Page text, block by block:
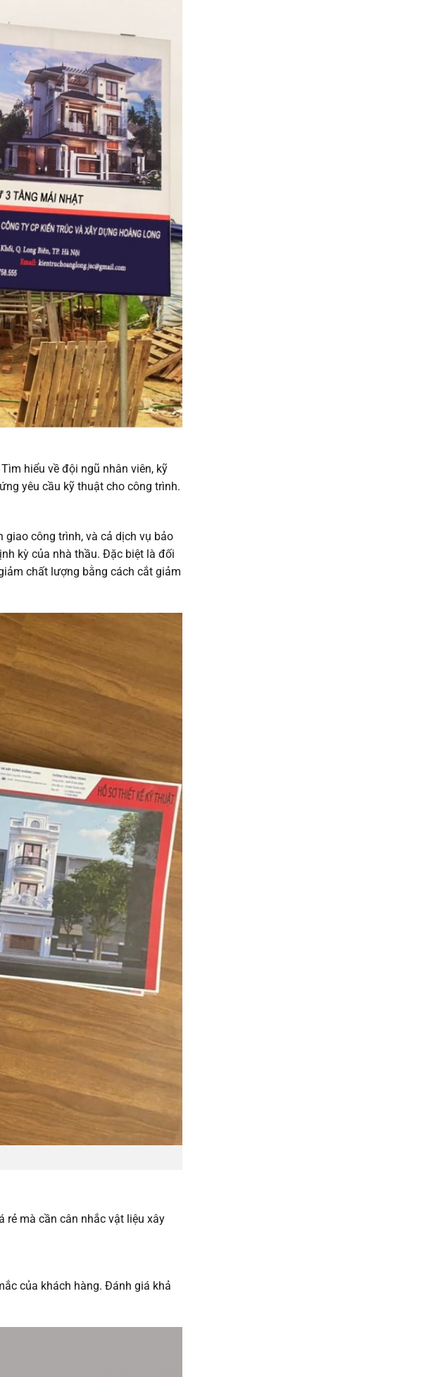
hiểu về đội ngũ nhân viên, kỹ
yêu cầu kỹ thuật cho công trình.
giao công trình, và cả dịch vụ bảo
kỳ của nhà thầu. Đặc biệt là đối
chất lượng bằng cách cắt giảm
rẻ mà cần cân nhắc vật liệu xây
của khách hàng. Đánh giá khả